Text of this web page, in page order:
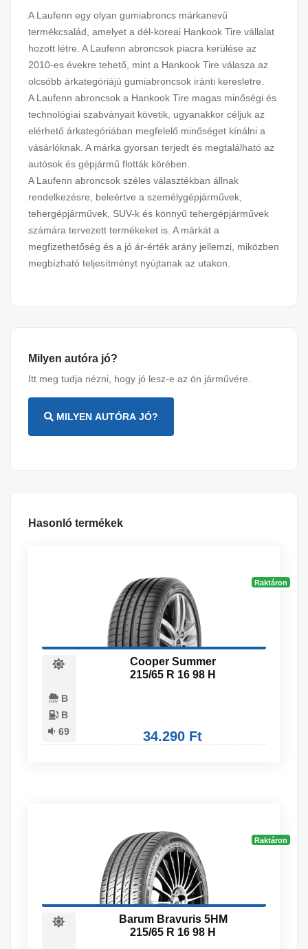
A Laufenn egy olyan gumiabroncs márkanevű
termékcsalád, amelyet a dél-koreai Hankook Tire vállalat
hozott létre. A Laufenn abroncsok piacra kerülése az
2010-es évekre tehető, mint a Hankook Tire válasza az
olcsóbb árkategóriájú gumiabroncsok iránti keresletre.
A Laufenn abroncsok a Hankook Tire magas minőségi és
technológiai szabványait követik, ugyanakkor céljuk az
elérhető árkategóriában megfelelő minőséget kínálni a
vásárlóknak. A márka gyorsan terjedt és megtalálható az
autósok és gépjármű flották körében.
A Laufenn abroncsok széles választékban állnak
rendelkezésre, beleértve a személygépjárművek,
tehergépjárművek, SUV-k és könnyű tehergépjárművek
számára tervezett termékeket is. A márkát a
megfizethetőség és a jó ár-érték arány jellemzi, miközben
megbízható teljesítményt nyújtanak az utakon.
Milyen autóra jó?
Itt meg tudja nézni, hogy jó lesz-e az ön járművére.
MILYEN AUTÓRA JÓ?
Hasonló termékek
Raktáron
B
B
69
Cooper Summer
215/65 R 16 98 H
34.290 Ft
Raktáron
Barum Bravuris 5HM
215/65 R 16 98 H